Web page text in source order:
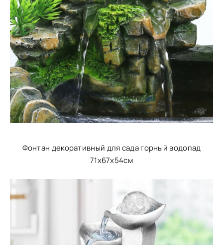
Фонтан декоративный для сада горный водопад
71х67х54см